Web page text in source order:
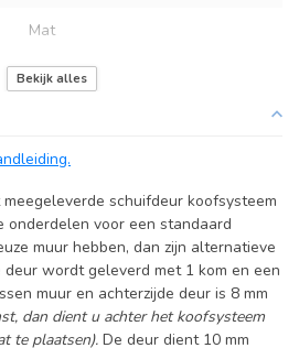
Mat
Op maat gemaakt
Bekijk alles
schuifdeur koofsysteem
onderdelen voor een standaard
muur hebben, dan zijn alternatieve
wordt geleverd met 1 kom en een
muur en achterzijde deur is 8 mm
dan dient u achter het koofsysteem
te plaatsen). De deur dient 10 mm